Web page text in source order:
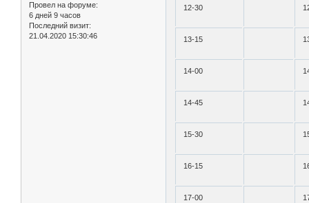
Провел на форуме:
6 дней 9 часов
Последний визит:
21.04.2020 15:30:46
12-30
13-15
14-00
14-45
15-30
16-15
17-00